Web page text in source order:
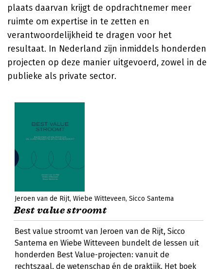
plaats daarvan krijgt de opdrachtnemer meer
ruimte om expertise in te zetten en
verantwoordelijkheid te dragen voor het
resultaat. In Nederland zijn inmiddels honderden
projecten op deze manier uitgevoerd, zowel in de
publieke als private sector.
Jeroen van de Rijt Wiebe Witteveen Sicco Santema
Best value stroomt
Best value stroomt van Jeroen van de Rijt, Sicco
Santema en Wiebe Witteveen bundelt de lessen uit
honderden Best Value-projecten: vanuit de
rechtszaal, de wetenschap én de praktijk. Het boek